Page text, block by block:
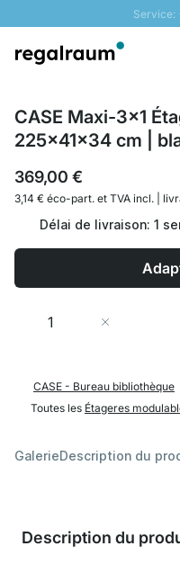
Service:
Livraison rapide
CASE Maxi-3x1
225x41x34 cm |
369,00 €
3,14 € éco-part. et TVA incl. |
Délai de livraison: 1
Quantité
CASE - Bureau bibliothèque
Toutes les Étageres
GalerieDescription du
Description du